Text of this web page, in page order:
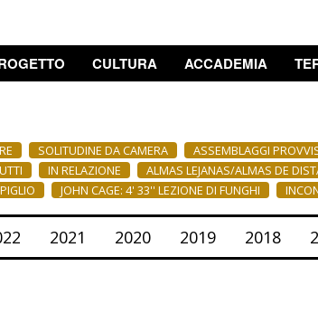
CULTURA ACCADEMIA
SOLITUDINE DA CAMERA ASSEMBLAGGI
IN RELAZIONE ALMAS LEJANAS/ALMAS DE
JOHN CAGE: 4' 33'' LEZIONE DI FUNGHI
2021 2020 2019 2018